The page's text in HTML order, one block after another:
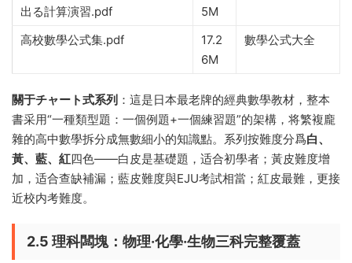
出る計算演習.pdf
5M
高校數學公式集.pdf
17.2
6M
數學公式大全
關于チャート式系列 ：這是日本最老牌的經典數學教材，整本
書采用“一種類型題：一個例題+一個練習題”的架構，将繁複龐
雜的高中數學拆分成無數細小的知識點。系列按難度分爲白、
黃、藍、紅四色——白皮是基礎題，适合初學者；黃皮難度增
加，适合查缺補漏；藍皮難度與EJU考試相當；紅皮最難，更接
近校内考難度。
2.5 理科闆塊：物理·化學·生物三科完整覆蓋